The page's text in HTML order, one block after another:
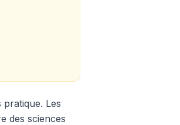
Les
des sciences